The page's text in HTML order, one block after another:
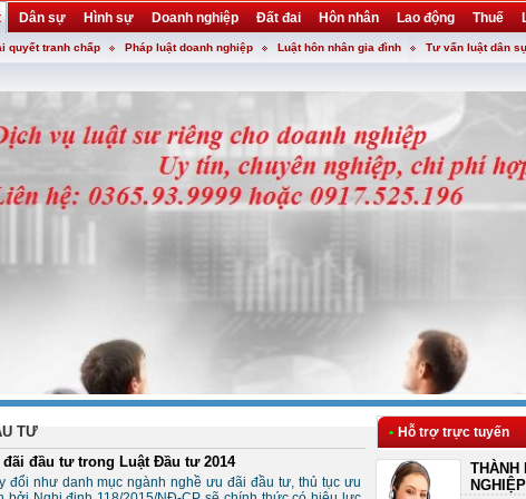
Dân sự Hình sự Doanh nghiệp Đất đai Hôn nhân Lao động Thuế
quyết tranh chấp Pháp luật doanh nghiệp Luật hôn nhân gia đình Tư vấn luật dân
TƯ
đầu tư trong Luật Đầu tư 2014
đổi như danh mục ngành nghề ưu đãi đầu tư, thủ tục ưu
• Hỗ trợ trực tuyến
THÀNH
NGHIỆP